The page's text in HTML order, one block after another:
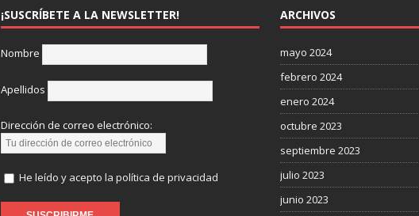
¡SUSCRÍBETE A LA NEWSLETTER!
Nombre
Apellidos
Dirección de correo electrónico:
He leído y acepto la política de privacidad
ARCHIVOS
mayo 2024
febrero 2024
enero 2024
octubre 2023
septiembre 2023
julio 2023
junio 2023